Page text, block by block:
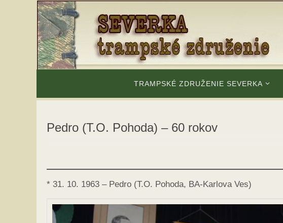
TRAMPSKÉ ZDRUŽENIE SEVERKA
Pedro (T.O. Pohoda) – 60 rokov
* 31. 10. 1963 – Pedro (T.O. Pohoda, BA-Karlova Ves)